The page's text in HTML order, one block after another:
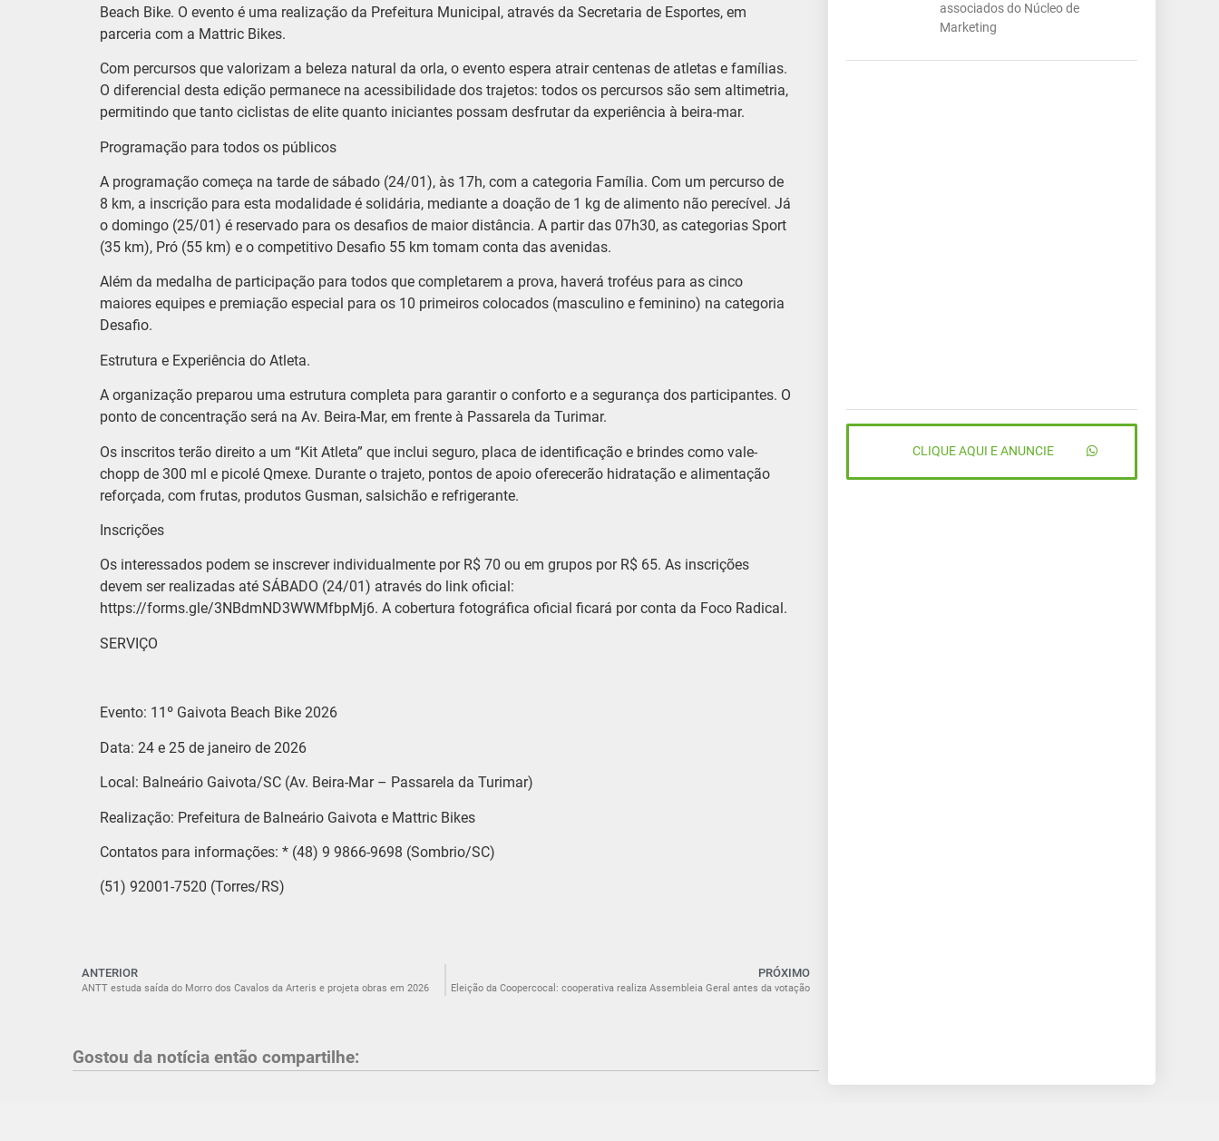
Beach Bike. O evento é uma realização da Prefeitura Municipal, através da Secretaria de Esportes, em
parceria com a Mattric Bikes.
Com percursos que valorizam a beleza natural da orla, o evento espera atrair centenas de atletas e famílias.
O diferencial desta edição permanece na acessibilidade dos trajetos: todos os percursos são sem altimetria,
permitindo que tanto ciclistas de elite quanto iniciantes possam desfrutar da experiência à beira-mar.
Programação para todos os públicos
​A programação começa na tarde de sábado (24/01), às 17h, com a categoria Família. Com um percurso de
8 km, a inscrição para esta modalidade é solidária, mediante a doação de 1 kg de alimento não perecível. Já
o domingo (25/01) é reservado para os desafios de maior distância. A partir das 07h30, as categorias Sport
(35 km), Pró (55 km) e o competitivo Desafio 55 km tomam conta das avenidas.
Além da medalha de participação para todos que completarem a prova, haverá troféus para as cinco
maiores equipes e premiação especial para os 10 primeiros colocados (masculino e feminino) na categoria
Desafio.
​Estrutura e Experiência do Atleta.
​A organização preparou uma estrutura completa para garantir o conforto e a segurança dos participantes. O
ponto de concentração será na Av. Beira-Mar, em frente à Passarela da Turimar.
Os inscritos terão direito a um “Kit Atleta” que inclui seguro, placa de identificação e brindes como vale-
chopp de 300 ml e picolé Qmexe. Durante o trajeto, pontos de apoio oferecerão hidratação e alimentação
reforçada, com frutas, produtos Gusman, salsichão e refrigerante.
​Inscrições
​Os interessados podem se inscrever individualmente por R$ 70 ou em grupos por R$ 65. As inscrições
devem ser realizadas até SÁBADO (24/01) através do link oficial:
https://forms.gle/3NBdmND3WWMfbpMj6. A cobertura fotográfica oficial ficará por conta da Foco Radical.
​SERVIÇO
Evento: 11º Gaivota Beach Bike 2026
​Data: 24 e 25 de janeiro de 2026
​Local: Balneário Gaivota/SC (Av. Beira-Mar – Passarela da Turimar)
​Realização: Prefeitura de Balneário Gaivota e Mattric Bikes
​Contatos para informações: * (48) 9 9866-9698 (Sombrio/SC)
​(51) 92001-7520 (Torres/RS)
ANTERIOR
ANTT estuda saída do Morro dos Cavalos da Arteris e projeta obras em 2026
PRÓXIMO
Eleição da Coopercocal: cooperativa realiza Assembleia Geral antes da votação
Gostou da notícia então compartilhe:
associados do Núcleo de
Marketing
CLIQUE AQUI E ANUNCIE